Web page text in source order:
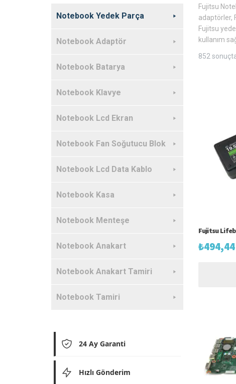
Fujitsu
adaptörler,
Fujitsu
kullanım
852
Fujitsu
₺494,44
Notebook Yedek Parça
Notebook Adaptör
Notebook Batarya
Notebook Klavye
Notebook Lcd Ekran
Notebook Fan Soğutucu Blok
Notebook Lcd Data Kablo
Notebook Kasa
Notebook Menteşe
Notebook Anakart
Notebook Anakart Tamiri
Notebook Tamiri
24 Ay Garanti
Hızlı Gönderim